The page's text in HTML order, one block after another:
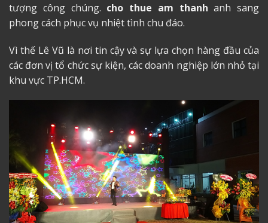
tượng công chúng. cho thue am thanh anh sang
phong cách phục vụ nhiệt tình chu đáo.
Vì thế Lê Vũ là nơi tin cậy và sự lựa chọn hàng đầu của
các đơn vị tổ chức sự kiện, các doanh nghiệp lớn nhỏ tại
khu vực TP.HCM.